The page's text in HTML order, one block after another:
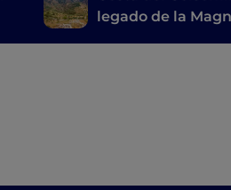
legado de la